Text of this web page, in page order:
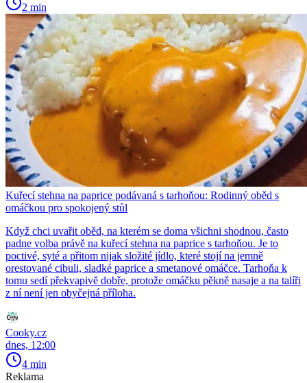
2 min
Kuřecí stehna na paprice podávaná s tarhoňou: Rodinný oběd s
omáčkou pro spokojený stůl
Když chci uvařit oběd, na kterém se doma všichni shodnou, často
padne volba právě na kuřecí stehna na paprice s tarhoňou. Je to
poctivé, syté a přitom nijak složité jídlo, které stojí na jemně
orestované cibuli, sladké paprice a smetanové omáčce. Tarhoňa k
tomu sedí překvapivě dobře, protože omáčku pěkně nasaje a na talíři
z ní není jen obyčejná příloha.
Cooky.cz
dnes, 12:00
4 min
Reklama